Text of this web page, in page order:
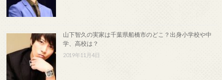
山下智久の実家は千葉県船橋市のどこ？出身小学校や中
学、高校は？
2019年11月4日